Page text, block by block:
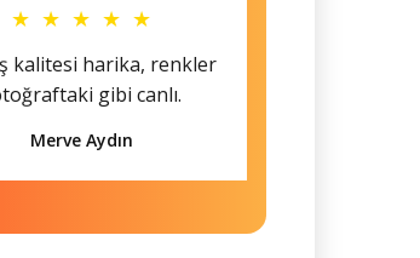
★ ★ ★ ★ ★
kalitesi harika, renkler
gibi canlı.
Merve Aydın